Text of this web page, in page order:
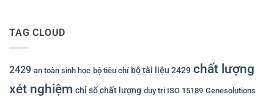
TAG CLOUD
2429 an toàn sinh học bộ tiêu chí bộ tài liệu 2429 chất lượng
xét nghiệm chỉ số chất lượng duy tri ISO 15189 Genesolutions